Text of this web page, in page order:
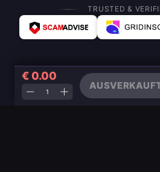
€ 0.00
TRUSTED &